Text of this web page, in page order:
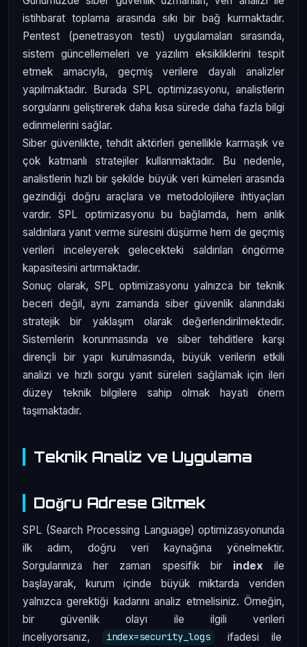
istihbarat toplama arasında sıkı bir bağ kurmaktadır.
Pentest (penetrasyon testi) uygulamaları sırasında,
sistem güncellemeleri ve yazılım eksikliklerini tespit
etmek amacıyla, geçmiş verilere dayalı analizler
yapılmaktadır. Burada SPL optimizasyonu, analistlerin
sorgularını geliştirerek daha kısa sürede daha fazla bilgi
edinmelerini sağlar.
Siber güvenlikte, tehdit aktörleri genellikle karmaşık ve
çok katmanlı stratejiler kullanmaktadır. Bu nedenle,
analistlerin hızlı bir şekilde büyük veri kümeleri arasında
gezindiği doğru araçlara ve metodolojilere ihtiyaçları
vardır. SPL optimizasyonu bu bağlamda, hem anlık
saldırılara yanıt verme süresini düşürme hem de geçmiş
verileri inceleyerek gelecekteki saldırıları öngörme
kapasitesini artırmaktadır.
Sonuç olarak, SPL optimizasyonu yalnızca bir teknik
beceri değil, aynı zamanda siber güvenlik alanındaki
stratejik bir yaklaşım olarak değerlendirilmektedir.
Sistemlerin korunmasında ve siber tehditlere karşı
dirençli bir yapı kurulmasında, büyük verilerin etkili
analizi ve hızlı sorgu yanıt süreleri sağlamak için ileri
düzey teknik bilgilere sahip olmak hayati önem
taşımaktadır.
Teknik Analiz ve Uygulama
Doğru Adrese Gitmek
SPL (Search Processing Language) optimizasyonunda
ilk adım, doğru veri kaynağına yönelmektir.
Sorgularınıza her zaman spesifik bir index ile
başlayarak, kurum içinde büyük miktarda veriden
yalnızca gerektiği kadarını analiz etmelisiniz. Örneğin,
bir güvenlik olayı ile ilgili verileri
inceliyorsanız,
index=security_logs
ifadesi ile